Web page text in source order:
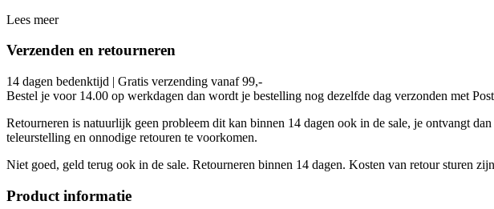
Lees meer
Verzenden en retourneren
14 dagen bedenktijd | Gratis verzending vanaf 99,-
Bestel je voor 14.00 op werkdagen dan wordt je bestelling nog dezelfde dag verzonden met
Retourneren is natuurlijk geen probleem dit kan binnen 14 dagen ook in de sale, je ontvangt
teleurstelling en onnodige retouren te voorkomen.
Niet goed, geld terug ook in de sale. Retourneren binnen 14 dagen. Kosten van retour sturen
Product informatie